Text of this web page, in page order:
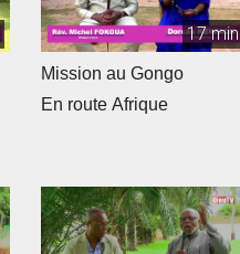
17 min
Mission au Gongo
En route Afrique